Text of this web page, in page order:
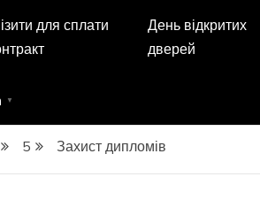
для сплати
День відкритих
дверей
▼
5 Захист дипломів